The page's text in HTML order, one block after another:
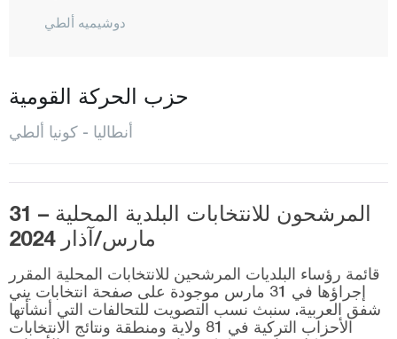
دوشيميه ألطي
فينيك
غون دوموش
كاش
كيمير
كيبيز
كونيا ألطي
حزب الحركة القومية
أنطاليا - كونيا ألطي
المرشحون للانتخابات البلدية المحلية – 31
مارس/آذار 2024
قائمة رؤساء البلديات المرشحين للانتخابات المحلية المقرر
إجراؤها في 31 مارس موجودة على صفحة انتخابات يني
شفق العربية. سنبث نسب التصويت للتحالفات التي أنشأتها
الأحزاب التركية في 81 ولاية ومنطقة ونتائج الانتخابات